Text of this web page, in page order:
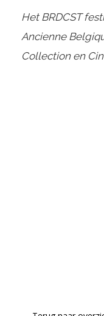
Het BRDCST
Ancienne
Collection en